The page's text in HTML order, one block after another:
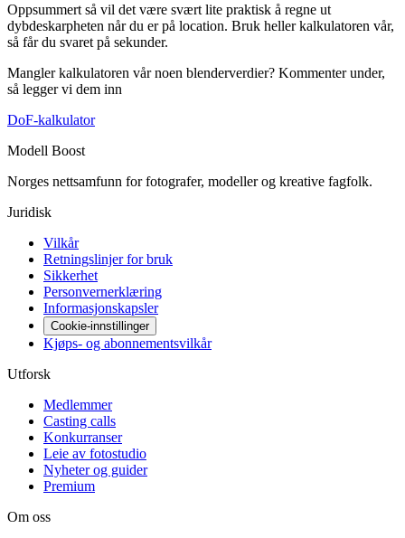
Oppsummert så vil det være svært lite praktisk å regne ut
dybdeskarpheten når du er på location. Bruk heller kalkulatoren vår,
så får du svaret på sekunder.
Mangler kalkulatoren vår noen blenderverdier? Kommenter under,
så legger vi dem inn
DoF-kalkulator
Modell Boost
Norges nettsamfunn for fotografer, modeller og kreative fagfolk.
Juridisk
Vilkår
Retningslinjer for bruk
Sikkerhet
Personvernerklæring
Informasjonskapsler
Cookie-innstillinger
Kjøps- og abonnementsvilkår
Utforsk
Medlemmer
Casting calls
Konkurranser
Leie av fotostudio
Nyheter og guider
Premium
Om oss